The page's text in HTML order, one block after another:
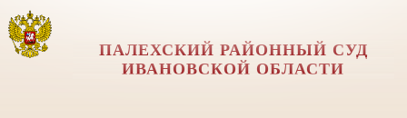
ПАЛЕХСКИЙ РАЙОННЫЙ СУД
ИВАНОВСКОЙ ОБЛАСТИ